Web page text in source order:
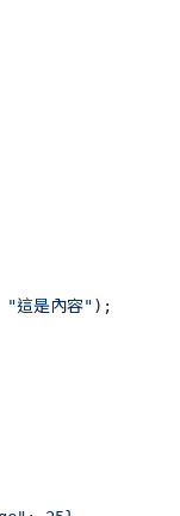
"這是內容"